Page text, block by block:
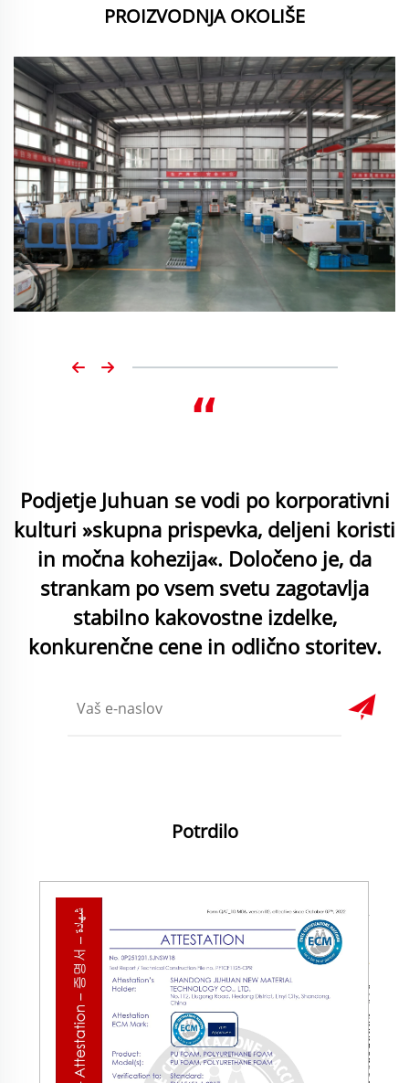
PROIZVODNJA OKOLIŠE
“
Podjetje Juhuan se vodi po korporativni
kulturi »skupna prispevka, deljeni koristi
in močna kohezija«. Določeno je, da
strankam po vsem svetu zagotavlja
stabilno kakovostne izdelke,
konkurenčne cene in odlično storitev.
Potrdilo